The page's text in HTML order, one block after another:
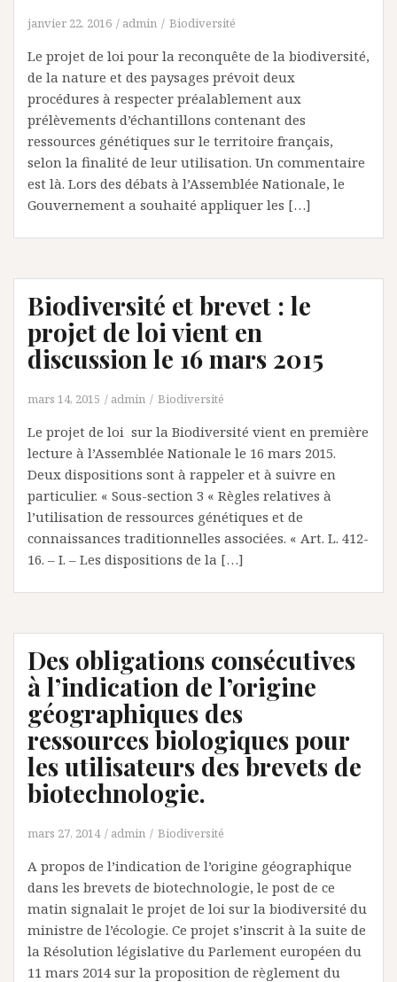
janvier 22, 2016 admin Biodiversité
Le projet de loi pour la reconquête de la biodiversité,
de la nature et des paysages prévoit deux
procédures à respecter préalablement aux
prélèvements d’échantillons contenant des
ressources génétiques sur le territoire français,
selon la finalité de leur utilisation. Un commentaire
est là. Lors des débats à l’Assemblée Nationale, le
Gouvernement a souhaité appliquer les […]
Biodiversité et brevet : le
projet de loi vient en
discussion le 16 mars 2015
mars 14, 2015 admin Biodiversité
Le projet de loi sur la Biodiversité vient en première
lecture à l’Assemblée Nationale le 16 mars 2015.
Deux dispositions sont à rappeler et à suivre en
particulier. « Sous-section 3 « Règles relatives à
l’utilisation de ressources génétiques et de
connaissances traditionnelles associées. « Art. L. 412-
16. – I. – Les dispositions de la […]
Des obligations consécutives
à l’indication de l’origine
géographiques des
ressources biologiques pour
les utilisateurs des brevets de
biotechnologie.
mars 27, 2014 admin Biodiversité
A propos de l’indication de l’origine géographique
dans les brevets de biotechnologie, le post de ce
matin signalait le projet de loi sur la biodiversité du
ministre de l’écologie. Ce projet s’inscrit à la suite de
la Résolution législative du Parlement européen du
11 mars 2014 sur la proposition de règlement du